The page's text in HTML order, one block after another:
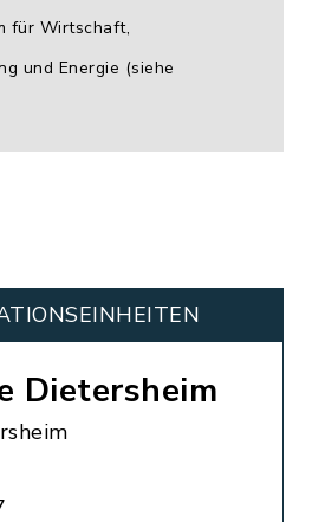
für Wirtschaft,
und Energie (siehe
Dietersheim